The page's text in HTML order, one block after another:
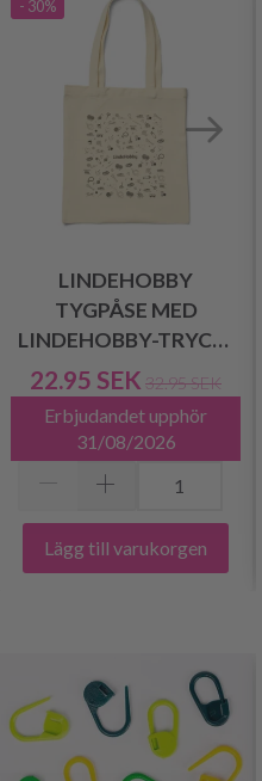
- 30%
LINDEHOBBY
TYGPÅSE MED
LINDEHOBBY-TRYCK,
35X40 CM, 1 ST
22.95 SEK 32.95 SEK
Erbjudandet upphör
31/08/2026
Lägg till varukorgen